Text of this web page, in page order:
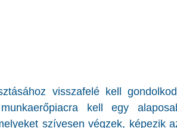
visszafelé kell
kell egy
szívesen végzek, képezik